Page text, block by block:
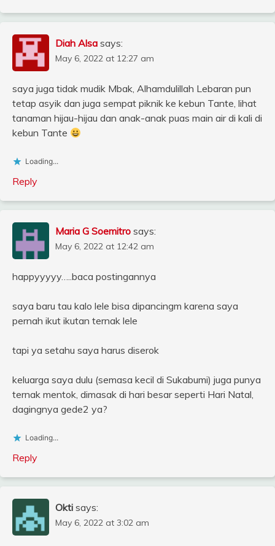
Diah Alsa says:
May 6, 2022 at 12:27 am
saya juga tidak mudik Mbak, Alhamdulillah Lebaran pun
tetap asyik dan juga sempat piknik ke kebun Tante, lihat
tanaman hijau-hijau dan anak-anak puas main air di kali di
kebun Tante
Loading...
Reply
Maria G Soemitro says:
May 6, 2022 at 12:42 am
happyyyyy…..baca postingannya
saya baru tau kalo lele bisa dipancingm karena saya
pernah ikut ikutan ternak lele
tapi ya setahu saya harus diserok
keluarga saya dulu (semasa kecil di Sukabumi) juga punya
ternak mentok, dimasak di hari besar seperti Hari Natal,
dagingnya gede2 ya?
Loading...
Reply
Okti says:
May 6, 2022 at 3:02 am